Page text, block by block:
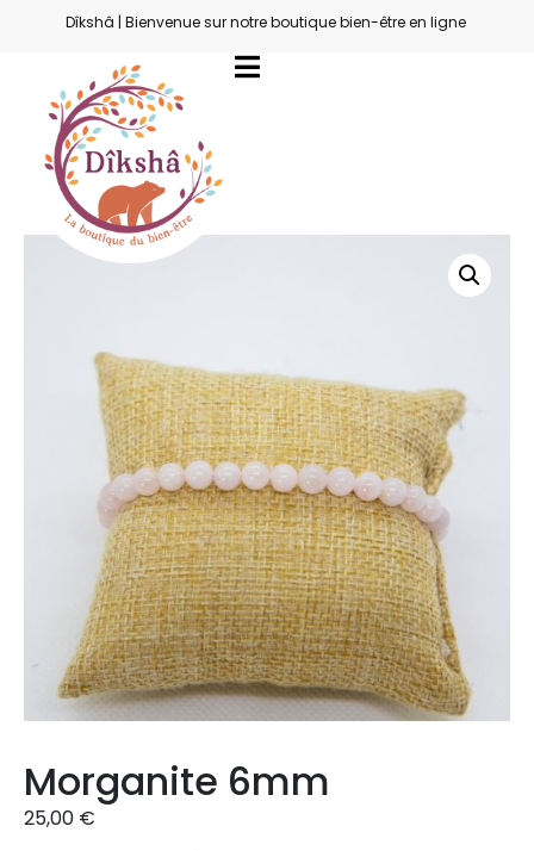
Dîkshâ | Bienvenue sur notre boutique bien-être en ligne
Morganite 6mm
25,00 €